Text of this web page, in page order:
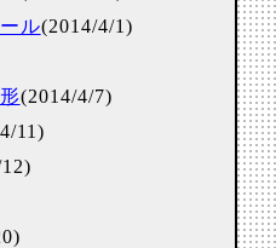
ル(2014/4/1)
(2014/4/7)
11)